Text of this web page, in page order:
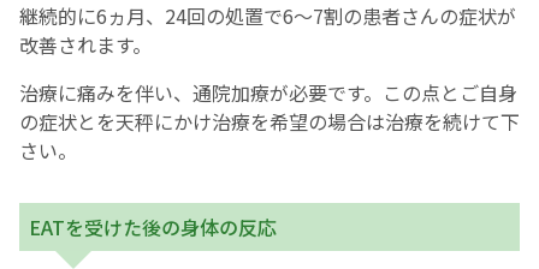
継続的に6ヵ月、24回の処置で6～7割の患者さんの症状が
改善されます。
治療に痛みを伴い、通院加療が必要です。この点とご自身
の症状とを天秤にかけ治療を希望の場合は治療を続けて下
さい。
EATを受けた後の身体の反応